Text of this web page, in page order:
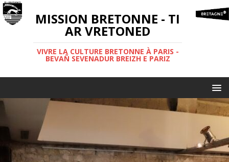
MISSION BRETONNE - TI
AR VRETONED
VIVRE LA CULTURE BRETONNE À PARIS -
BEVAÑ SEVENADUR BREIZH E PARIZ